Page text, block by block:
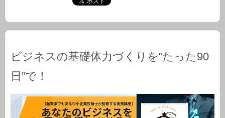
ビジネスの基礎体力づくりを“たった90
日”で！